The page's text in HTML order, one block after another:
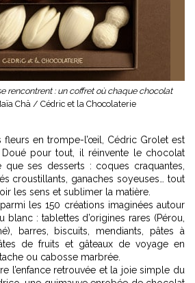
rencontrent : un coffret où chaque chocolat
Chä / Cédric et la Chocolaterie
fleurs en trompe-l’œil, Cédric Grolet est
pour tout, il réinvente le chocolat
que ses desserts : coques craquantes,
croustillants, ganaches soyeuses… tout
les sens et sublimer la matière.
les 150 créations imaginées autour
blanc : tablettes d’origines rares (Pérou,
barres, biscuits, mendiants, pâtes à
de fruits et gâteaux de voyage en
ou cabosse marbrée.
l’enfance retrouvée et la joie simple du